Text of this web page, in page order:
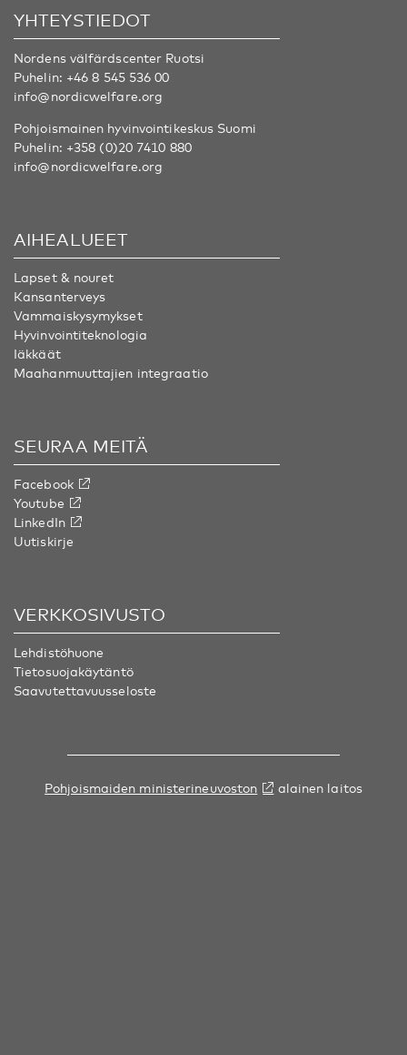
YHTEYSTIEDOT
Nordens välfärdscenter Ruotsi
Puhelin: +46 8 545 536 00
info@nordicwelfare.org
Pohjoismainen hyvinvointikeskus Suomi
Puhelin: +358 (0)20 7410 880
info@nordicwelfare.org
AIHEALUEET
Lapset & nouret
Kansanterveys
Vammaiskysymykset
Hyvinvointiteknologia
Iäkkäät
Maahanmuuttajien integraatio
SEURAA MEITÄ
Facebook
Youtube
LinkedIn
Uutiskirje
VERKKOSIVUSTO
Lehdistöhuone
Tietosuojakäytäntö
Saavutettavuusseloste
Pohjoismaiden ministerineuvoston alainen laitos